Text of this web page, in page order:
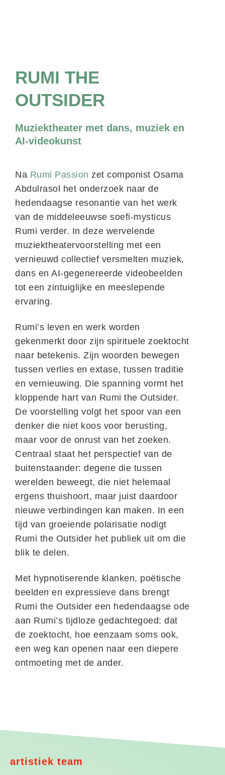
RUMI THE
OUTSIDER
Muziektheater met dans, muziek en
AI-videokunst
Na Rumi Passion zet componist Osama
Abdulrasol het onderzoek naar de
hedendaagse resonantie van het werk
van de middeleeuwse soefi-mysticus
Rumi verder. In deze wervelende
muziektheatervoorstelling met een
vernieuwd collectief versmelten muziek,
dans en AI-gegenereerde videobeelden
tot een zintuiglijke en meeslepende
ervaring.
Rumi’s leven en werk worden
gekenmerkt door zijn spirituele zoektocht
naar betekenis. Zijn woorden bewegen
tussen verlies en extase, tussen traditie
en vernieuwing. Die spanning vormt het
kloppende hart van Rumi the Outsider.
De voorstelling volgt het spoor van een
denker die niet koos voor berusting,
maar voor de onrust van het zoeken.
Centraal staat het perspectief van de
buitenstaander: degene die tussen
werelden beweegt, die niet helemaal
ergens thuishoort, maar juist daardoor
nieuwe verbindingen kan maken. In een
tijd van groeiende polarisatie nodigt
Rumi the Outsider het publiek uit om die
blik te delen.
Met hypnotiserende klanken, poëtische
beelden en expressieve dans brengt
Rumi the Outsider een hedendaagse ode
aan Rumi’s tijdloze gedachtegoed: dat
de zoektocht, hoe eenzaam soms ook,
een weg kan openen naar een diepere
ontmoeting met de ander.
artistiek team